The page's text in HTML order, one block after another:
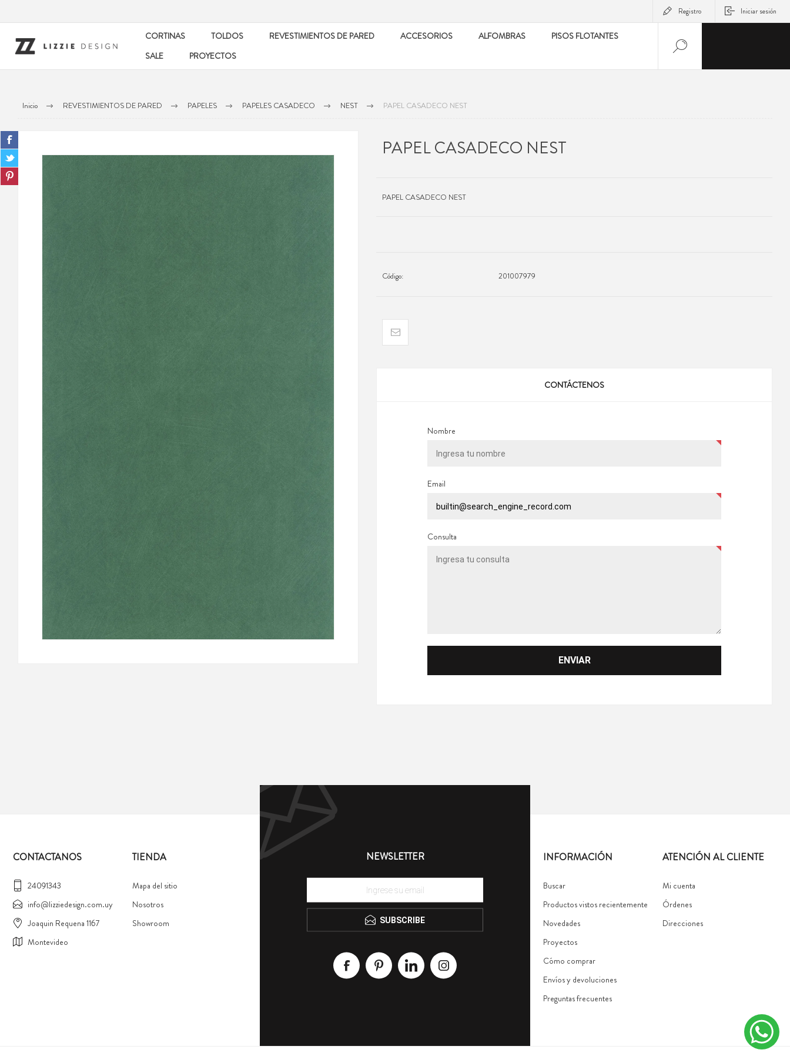
Registro Iniciar sesión
CORTINAS TOLDOS REVESTIMIENTOS DE PARED ACCESORIOS ALFOMBRAS
PISOS FLOTANTES
SALE
PROYECTOS
Inicio REVESTIMIENTOS DE PARED PAPELES PAPELES CASADECO NEST PAPEL CASADECO NEST
PAPEL CASADECO NEST
PAPEL CASADECO NEST
Código: 201007979
CONTÁCTENOS
Nombre
Email
Consulta
NEWSLETTER
SUBSCRIBE
CONTACTANOS
24091343
info@lizziedesign.com.uy
Joaquin Requena 1167
Montevideo
TIENDA
Mapa del sitio
Nosotros
Showroom
INFORMACIÓN
Buscar
Productos vistos recientemente
Novedades
Proyectos
Cómo comprar
Envíos y devoluciones
Preguntas frecuentes
ATENCIÓN AL CLIENTE
Mi cuenta
Órdenes
Direcciones